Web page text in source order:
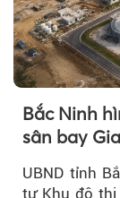
Bắc Ninh
sân bay
UBND tỉnh
tư Khu đô thị